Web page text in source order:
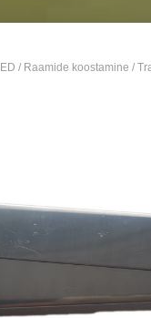
/ Raamide koostamine /